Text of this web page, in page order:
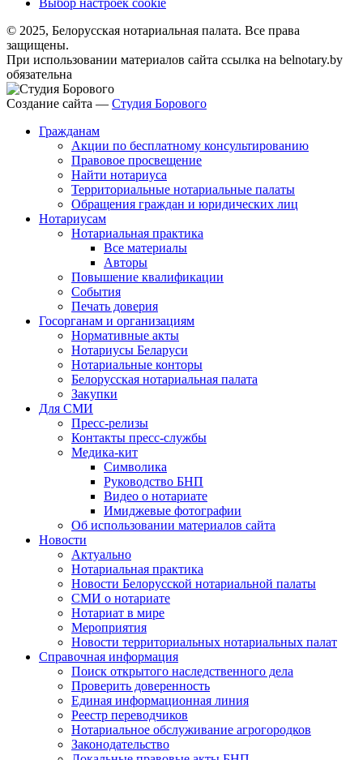
Выбор настроек cookie
© 2025, Белорусская нотариальная палата. Все права
защищены.
При использовании материалов сайта ссылка на belnotary.by
обязательна
Создание сайта — Студия Борового
Гражданам
Акции по бесплатному консультированию
Правовое просвещение
Найти нотариуса
Территориальные нотариальные палаты
Обращения граждан и юридических лиц
Нотариусам
Нотариальная практика
Все материалы
Авторы
Повышение квалификации
События
Печать доверия
Госорганам и организациям
Нормативные акты
Нотариусы Беларуси
Нотариальные конторы
Белорусская нотариальная палата
Закупки
Для СМИ
Пресс-релизы
Контакты пресс-службы
Медика-кит
Символика
Руководство БНП
Видео о нотариате
Имиджевые фотографии
Об использовании материалов сайта
Новости
Актуально
Нотариальная практика
Новости Белорусской нотариальной палаты
СМИ о нотариате
Нотариат в мире
Мероприятия
Новости территориальных нотариальных палат
Справочная информация
Поиск открытого наследственного дела
Проверить доверенность
Единая информационная линия
Реестр переводчиков
Нотариальное обслуживание агрогородков
Законодательство